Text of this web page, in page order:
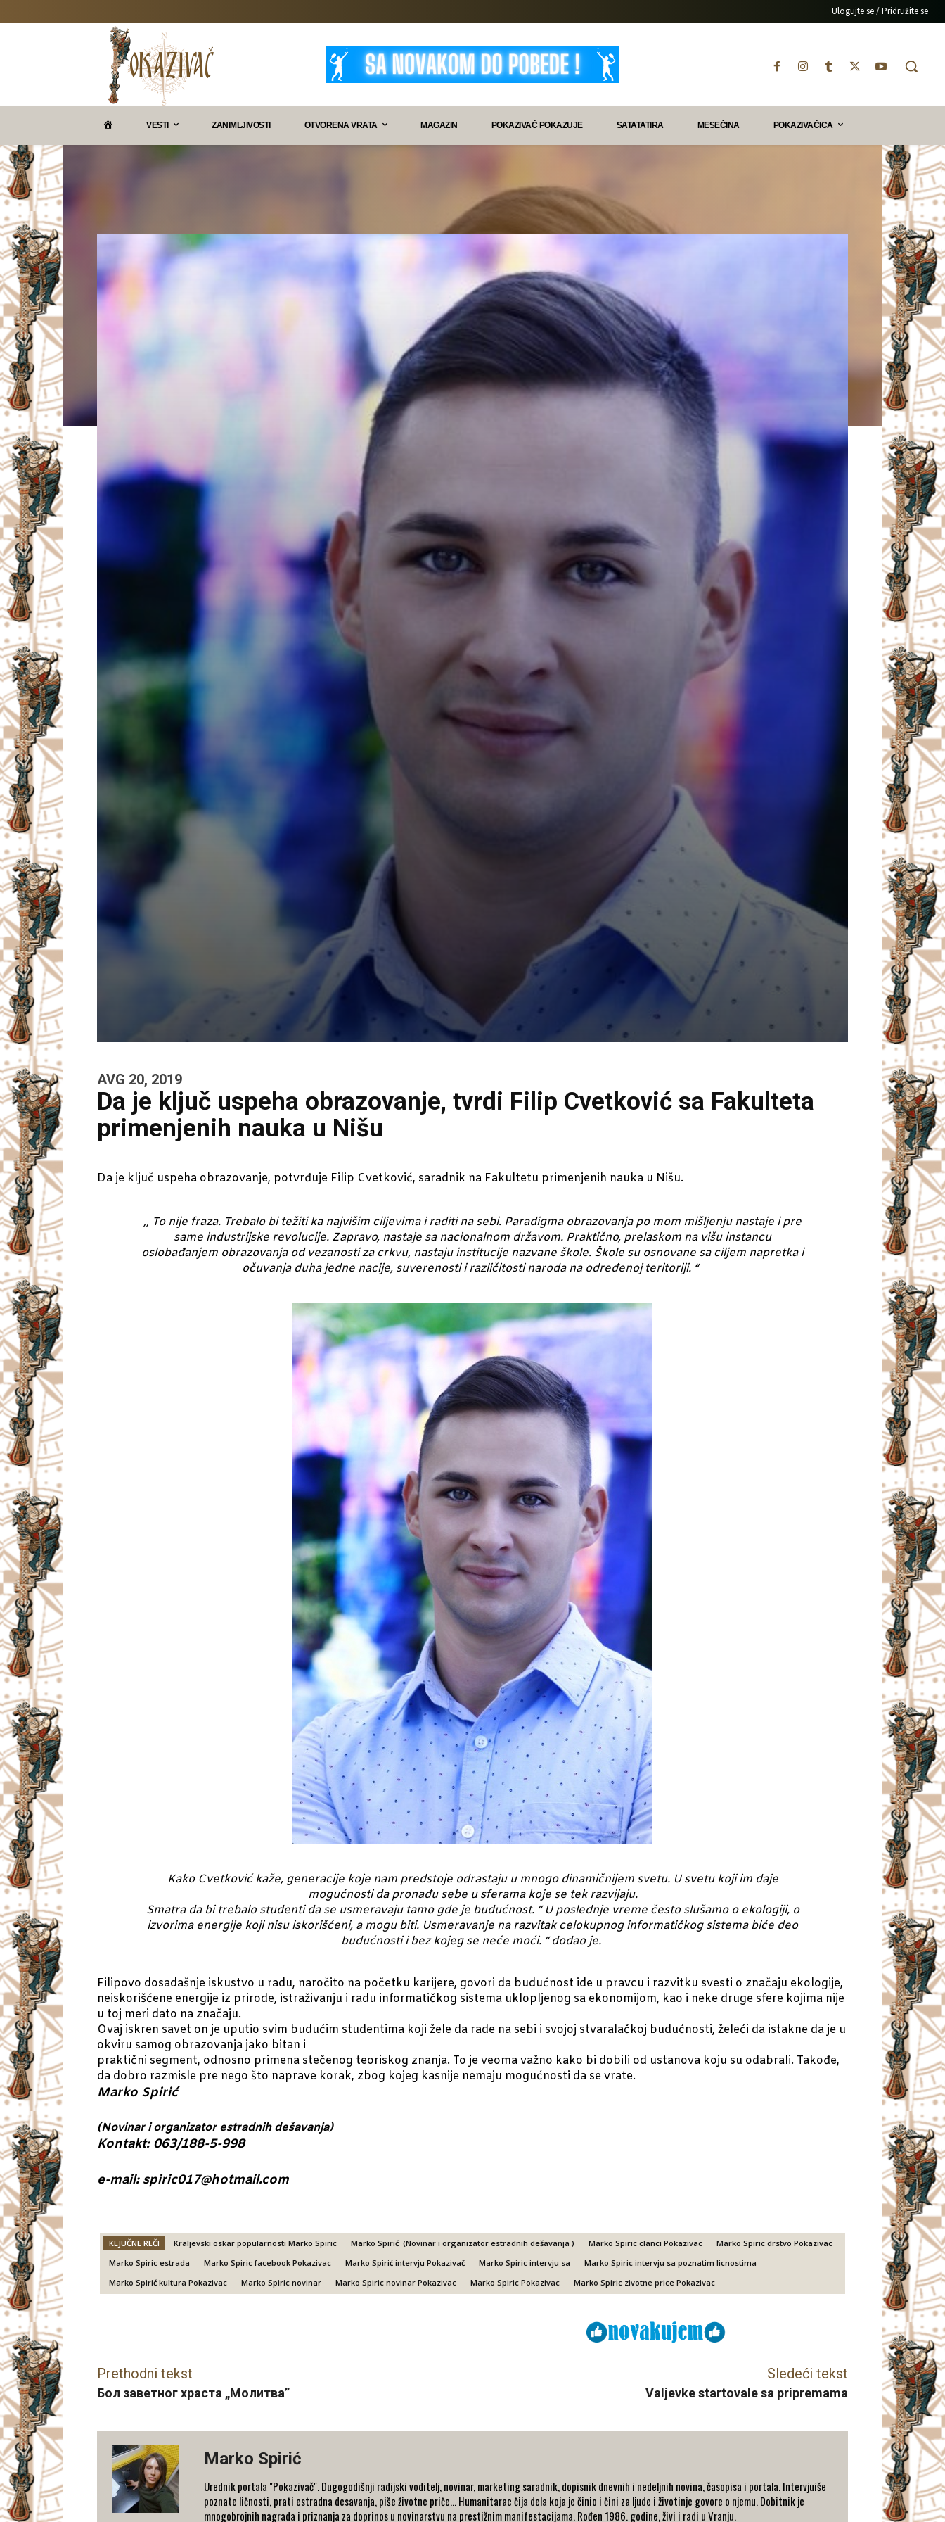
Ulogujte se / Pridružite se
VESTI ZANIMLJIVOSTI OTVORENA VRATA MAGAZIN POKAZIVAČ POKAZUJE SATATATIRA MESEČINA POKAZIVAČICA
AVG 20, 2019
Da je ključ uspeha obrazovanje, tvrdi Filip Cvetković sa Fakulteta
primenjenih nauka u Nišu
Da je ključ uspeha obrazovanje, potvrđuje Filip Cvetković, saradnik na Fakultetu primenjenih nauka u Nišu.
,, To nije fraza. Trebalo bi težiti ka najvišim ciljevima i raditi na sebi. Paradigma obrazovanja po mom mišljenju nastaje i pre
same industrijske revolucije. Zapravo, nastaje sa nacionalnom državom. Praktično, prelaskom na višu instancu
oslobađanjem obrazovanja od vezanosti za crkvu, nastaju institucije nazvane škole. Škole su osnovane sa ciljem napretka i
očuvanja duha jedne nacije, suverenosti i različitosti naroda na određenoj teritoriji. “
Kako Cvetković kaže, generacije koje nam predstoje odrastaju u mnogo dinamičnijem svetu. U svetu koji im daje
mogućnosti da pronađu sebe u sferama koje se tek razvijaju.
Smatra da bi trebalo studenti da se usmeravaju tamo gde je budućnost. “ U poslednje vreme često slušamo o ekologiji, o
izvorima energije koji nisu iskorišćeni, a mogu biti. Usmeravanje na razvitak celokupnog informatičkog sistema biće deo
budućnosti i bez kojeg se neće moći. “ dodao je.
Filipovo dosadašnje iskustvo u radu, naročito na početku karijere, govori da budućnost ide u pravcu i razvitku svesti o značaju ekologije,
neiskorišćene energije iz prirode, istraživanju i radu informatičkog sistema uklopljenog sa ekonomijom, kao i neke druge sfere kojima nije
u toj meri dato na značaju.
Ovaj iskren savet on je uputio svim budućim studentima koji žele da rade na sebi i svojoj stvaralačkoj budućnosti, želeći da istakne da je u
okviru samog obrazovanja jako bitan i
praktični segment, odnosno primena stečenog teoriskog znanja. To je veoma važno kako bi dobili od ustanova koju su odabrali. Takođe,
da dobro razmisle pre nego što naprave korak, zbog kojeg kasnije nemaju mogućnosti da se vrate.
Marko Spirić
(Novinar i organizator estradnih dešavanja)
Kontakt: 063/188-5-998
e-mail: spiric017@hotmail.com
KLJUČNE REČI Kraljevski oskar popularnosti Marko Spiric Marko Spirić (Novinar i organizator estradnih dešavanja ) Marko Spiric clanci Pokazivac
Marko Spiric drstvo Pokazivac
Marko Spiric estrada
Marko Spiric facebook Pokazivac Marko Spirić intervju Pokazivač Marko Spiric intervju sa
Marko Spiric intervju sa poznatim licnostima
Marko Spirić kultura Pokazivac
Marko Spiric novinar Marko Spiric novinar Pokazivac Marko Spiric Pokazivac Marko Spiric zivotne price Pokazivac
Prethodni tekst
Бол заветног храста „Молитва”
Sledeći tekst
Valjevke startovale sa pripremama
Marko Spirić
Urednik portala "Pokazivač". Dugogodišnji radijski voditelj, novinar, marketing saradnik, dopisnik dnevnih i nedeljnih novina, časopisa i portala. Intervjuiše
poznate ličnosti, prati estradna desavanja, piše životne priče... Humanitarac čija dela koja je činio i čini za ljude i životinje govore o njemu. Dobitnik je
mnogobrojnih nagrada i priznanja za doprinos u novinarstvu na prestižnim manifestacijama. Rođen 1986. godine, živi i radi u Vranju.